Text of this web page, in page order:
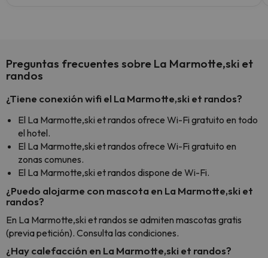
Preguntas frecuentes sobre La Marmotte,ski et
randos
¿Tiene conexión wifi el La Marmotte,ski et randos?
El La Marmotte,ski et randos ofrece Wi-Fi gratuito en todo
el hotel.
El La Marmotte,ski et randos ofrece Wi-Fi gratuito en
zonas comunes.
El La Marmotte,ski et randos dispone de Wi-Fi.
¿Puedo alojarme con mascota en La Marmotte,ski et
randos?
En La Marmotte,ski et randos se admiten mascotas gratis
(previa petición). Consulta las condiciones.
¿Hay calefacción en La Marmotte,ski et randos?